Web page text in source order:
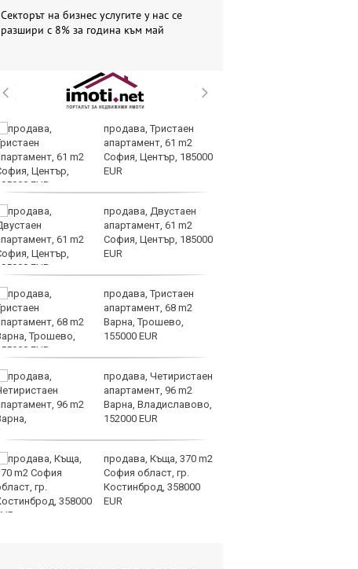
Секторът на бизнес услугите у нас се
разшири с 8% за година към май
продава, Тристаен
апартамент, 61 m2
София, Център, 185000
EUR
продава, Двустаен
апартамент, 61 m2
София, Център, 185000
EUR
продава, Тристаен
апартамент, 68 m2
Варна, Трошево,
155000 EUR
продава, Четиристаен
апартамент, 96 m2
Варна, Владиславово,
152000 EUR
продава, Къща, 370 m2
София област, гр.
Костинброд, 358000
EUR